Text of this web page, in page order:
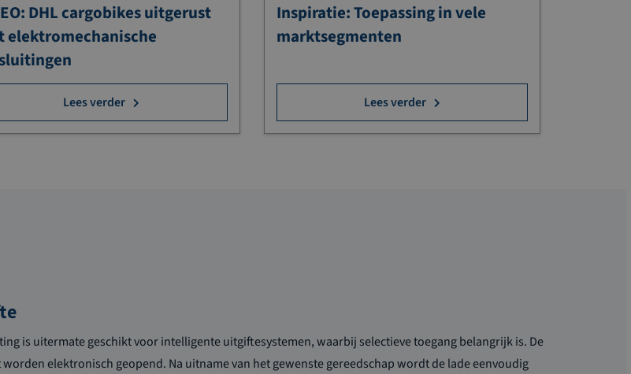
DHL cargobikes uitgerust
elektromechanische
Lees verder
Inspiratie: Toepassing in vele
marktsegmenten
Lees verder
is uitermate geschikt voor intelligente uitgiftesystemen, waarbij selectieve toegang belangrijk is. De
worden elektronisch geopend. Na uitname van het gewenste gereedschap wordt de lade eenvoudig